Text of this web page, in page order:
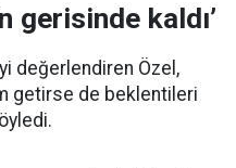
gerisinde kaldı’
değerlendiren Özel,
getirse de beklentileri